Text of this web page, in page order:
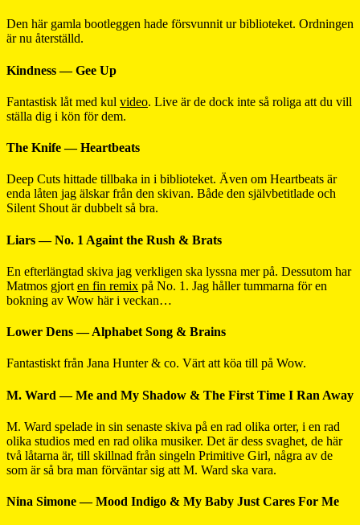
Den här gamla bootleggen hade försvunnit ur biblioteket. Ordningen
är nu återställd.
Kindness — Gee Up
Fantastisk låt med kul video. Live är de dock inte så roliga att du vill
ställa dig i kön för dem.
The Knife — Heartbeats
Deep Cuts hittade tillbaka in i biblioteket. Även om Heartbeats är
enda låten jag älskar från den skivan. Både den självbetitlade och
Silent Shout är dubbelt så bra.
Liars — No. 1 Againt the Rush & Brats
En efterlängtad skiva jag verkligen ska lyssna mer på. Dessutom har
Matmos gjort en fin remix på No. 1. Jag håller tummarna för en
bokning av Wow här i veckan…
Lower Dens — Alphabet Song & Brains
Fantastiskt från Jana Hunter & co. Värt att köa till på Wow.
M. Ward — Me and My Shadow & The First Time I Ran Away
M. Ward spelade in sin senaste skiva på en rad olika orter, i en rad
olika studios med en rad olika musiker. Det är dess svaghet, de här
två låtarna är, till skillnad från singeln Primitive Girl, några av de
som är så bra man förväntar sig att M. Ward ska vara.
Nina Simone — Mood Indigo & My Baby Just Cares For Me